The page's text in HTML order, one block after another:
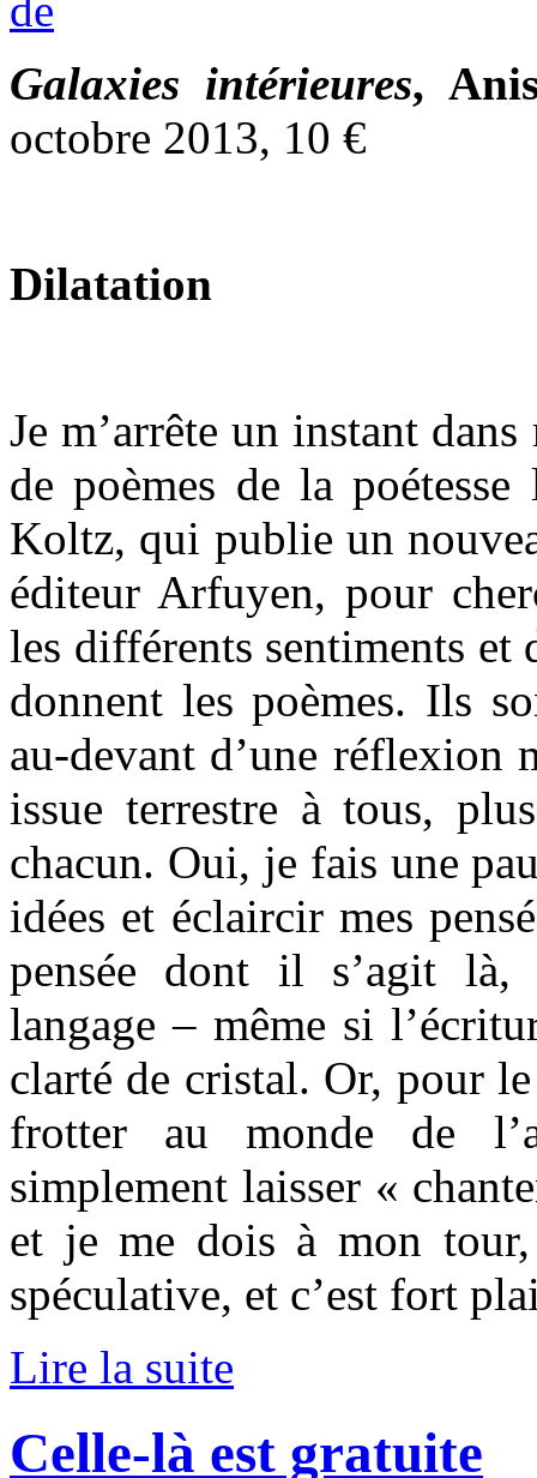
Galaxies intérieures,
octobre 2013, 10 €
Dilatation
Je m’arrête un instant
de poèmes de la
Koltz, qui publie un
éditeur Arfuyen, pour
les différents sentiments et
donnent les poèmes. Ils
au-devant d’une réflexion
issue terrestre à tous,
chacun. Oui, je fais une
idées et éclaircir mes
pensée dont il s’agit là,
langage – même si
clarté de cristal. Or, pour
frotter au monde de
simplement laisser «
et je me dois à mon
spéculative, et c’est fort
Lire la suite
Celle-là est gratuite